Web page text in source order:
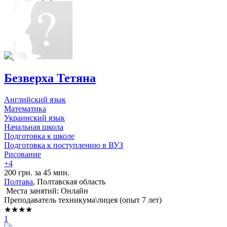
Безверха Тетяна
Английский язык
Математика
Украинский язык
Начальная школа
Подготовка к школе
Подготовка к поступлению в ВУЗ
Рисование
+4
200 грн. за 45 мин.
Полтава, Полтавская область
Места занятий: Онлайн
Преподаватель техникума\лицея (опыт 7 лет)
★★★★
1